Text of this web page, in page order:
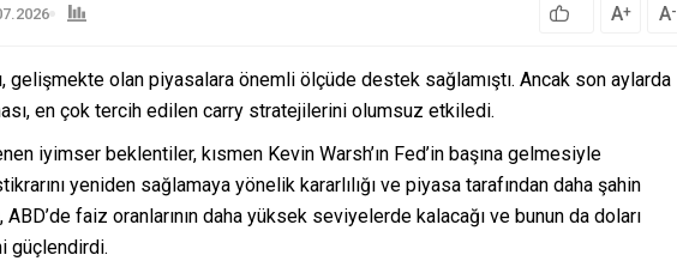
A+ A-
gelişmekte olan piyasalara önemli ölçüde destek sağlamıştı. Ancak son aylarda
en çok tercih edilen carry stratejilerini olumsuz etkiledi.
iyimser beklentiler, kısmen Kevin Warsh’ın Fed’in başına gelmesiyle
yeniden sağlamaya yönelik kararlılığı ve piyasa tarafından daha şahin
faiz oranlarının daha yüksek seviyelerde kalacağı ve bunun da doları
güçlendirdi.